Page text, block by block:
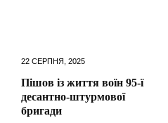
22 СЕРПНЯ, 2025
Пішов із життя воїн 95-ї
десантно-штурмової
бригади